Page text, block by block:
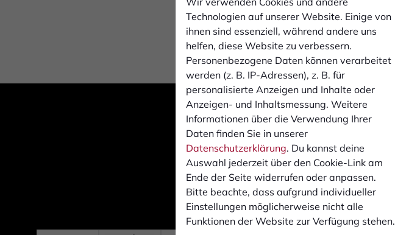
Technologien auf unserer Website. Einige von
ihnen sind essenziell, während andere uns
helfen, diese Website zu verbessern.
Personenbezogene Daten können verarbeitet
werden (z. B. IP-Adressen), z. B. für
personalisierte Anzeigen und Inhalte oder
Anzeigen- und Inhaltsmessung. Weitere
Informationen über die Verwendung Ihrer
Daten finden Sie in unserer
Datenschutzerklärung. Du kannst deine
Auswahl jederzeit über den Cookie-Link am
Ende der Seite widerrufen oder anpassen.
Bitte beachte, dass aufgrund individueller
Einstellungen möglicherweise nicht alle
Funktionen der Website zur Verfügung stehen.